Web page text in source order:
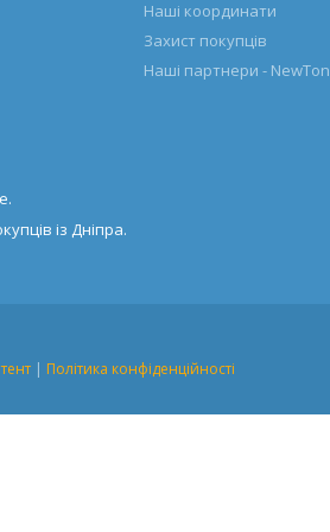
Наші координати
Захист покупців
Наші партнери - NewTon
із Дніпра.
| Політика конфіденційності